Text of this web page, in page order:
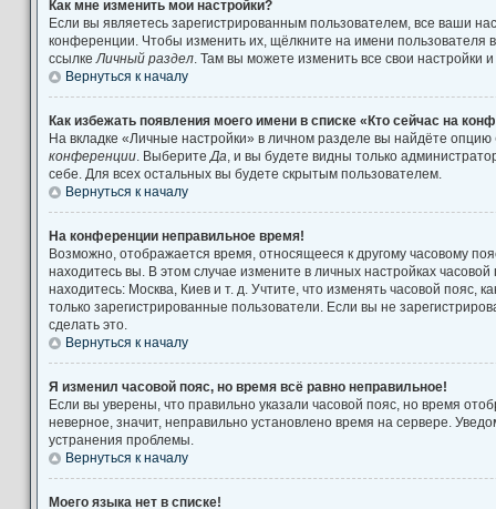
Как мне изменить мои настройки?
Если вы являетесь зарегистрированным пользователем, все ваши
конференции. Чтобы изменить их, щёлкните на имени пользователя
ссылке Личный раздел . Там вы можете изменить все свои настройки
Вернуться к началу
Как избежать появления моего имени в списке «Кто сейчас на
На вкладке «Личные настройки» в личном разделе вы найдёте опцию
конференции . Выберите Да , и вы будете видны только
себе. Для всех остальных вы будете скрытым пользователем.
Вернуться к началу
На конференции неправильное время!
Возможно, отображается время, относящееся к другому часовому
находитесь вы. В этом случае измените в личных настройках часовой
находитесь: Москва, Киев и т. д. Учтите, что изменять часовой пояс,
только зарегистрированные пользователи. Если вы не
сделать это.
Вернуться к началу
Я изменил часовой пояс, но время всё равно неправильное!
Если вы уверены, что правильно указали часовой пояс, но время
неверное, значит, неправильно установлено время на сервере.
устранения проблемы.
Вернуться к началу
Моего языка нет в списке!